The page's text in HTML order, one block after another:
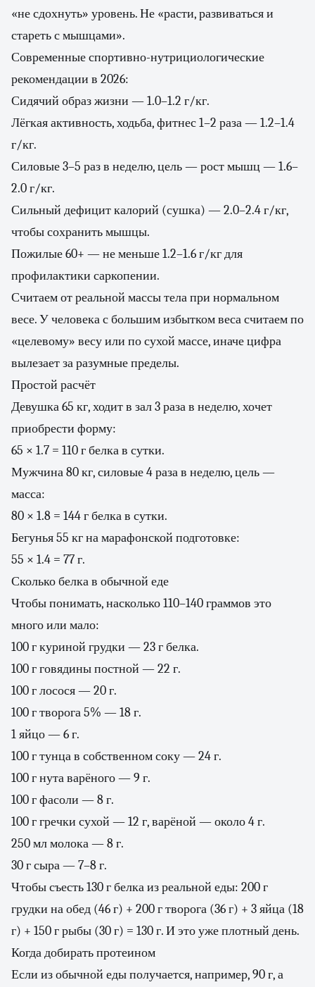
«не сдохнуть» уровень. Не «расти, развиваться и
стареть с мышцами».
Современные спортивно-нутрициологические
рекомендации в 2026:
Сидячий образ жизни — 1.0–1.2 г/кг.
Лёгкая активность, ходьба, фитнес 1–2 раза — 1.2–1.4
г/кг.
Силовые 3–5 раз в неделю, цель — рост мышц — 1.6–
2.0 г/кг.
Сильный дефицит калорий (сушка) — 2.0–2.4 г/кг,
чтобы сохранить мышцы.
Пожилые 60+ — не меньше 1.2–1.6 г/кг для
профилактики саркопении.
Считаем от реальной массы тела при нормальном
весе. У человека с большим избытком веса считаем по
«целевому» весу или по сухой массе, иначе цифра
вылезает за разумные пределы.
Простой расчёт
Девушка 65 кг, ходит в зал 3 раза в неделю, хочет
приобрести форму:
65 × 1.7 = 110 г белка в сутки.
Мужчина 80 кг, силовые 4 раза в неделю, цель —
масса:
80 × 1.8 = 144 г белка в сутки.
Бегунья 55 кг на марафонской подготовке:
55 × 1.4 = 77 г.
Сколько белка в обычной еде
Чтобы понимать, насколько 110–140 граммов это
много или мало:
100 г куриной грудки — 23 г белка.
100 г говядины постной — 22 г.
100 г лосося — 20 г.
100 г творога 5% — 18 г.
1 яйцо — 6 г.
100 г тунца в собственном соку — 24 г.
100 г нута варёного — 9 г.
100 г фасоли — 8 г.
100 г гречки сухой — 12 г, варёной — около 4 г.
250 мл молока — 8 г.
30 г сыра — 7–8 г.
Чтобы съесть 130 г белка из реальной еды: 200 г
грудки на обед (46 г) + 200 г творога (36 г) + 3 яйца (18
г) + 150 г рыбы (30 г) = 130 г. И это уже плотный день.
Когда добирать протеином
Если из обычной еды получается, например, 90 г, а